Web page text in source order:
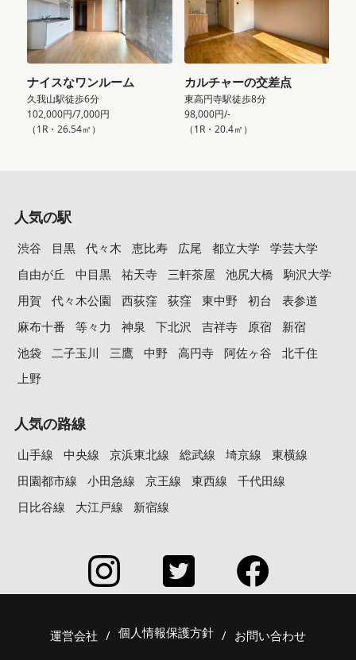
ナイスなワンルーム
久我山駅徒歩6分
102,000円/7,000円
（1R・26.54㎡）
カルチャーの交差点
東高円寺駅徒歩8分
98,000円/-
（1R・20.4㎡）
人気の駅
渋谷 目黒 代々木 恵比寿 広尾 都立大学
学芸大学
自由が丘
中目黒 祐天寺 三軒茶屋 池尻大橋
駒沢大学
用賀
代々木公園 西荻窪 荻窪 東中野 初台
表参道
麻布十番
等々力 神泉 下北沢 吉祥寺 原宿
新宿
池袋
二子玉川 三鷹 中野 高円寺 阿佐ヶ谷
北千住
上野
人気の路線
山手線 中央線 京浜東北線 総武線 埼京線
東横線
田園都市線
小田急線 京王線 東西線
千代田線
日比谷線
大江戸線 新宿線
運営会社 / 個人情報保護方針 / お問い合わせ